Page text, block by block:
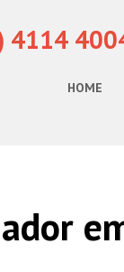
4114
HOME